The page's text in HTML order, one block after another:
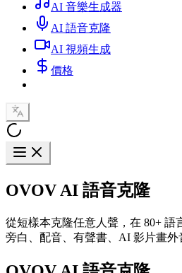
AI 音樂生成器
AI 語音克隆
AI 視頻生成
價格
OVOV AI 語音克隆
從短樣本克隆任意人聲，在 80+
旁白、配音、有聲書、AI 影片畫外